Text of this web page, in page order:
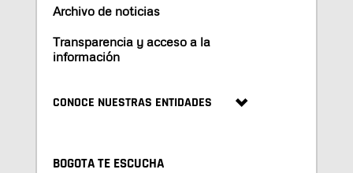
Archivo de noticias
Transparencia y acceso a la
información
CONOCE NUESTRAS ENTIDADES
BOGOTA TE ESCUCHA